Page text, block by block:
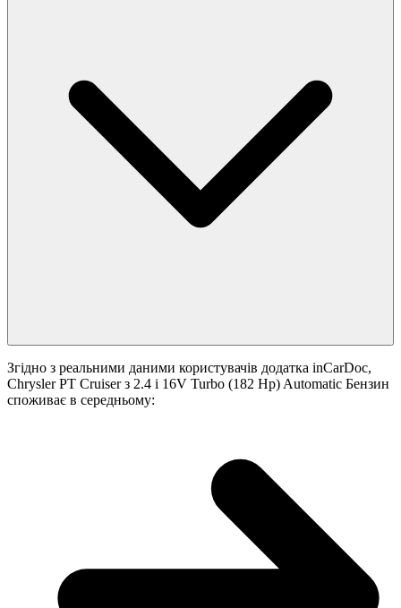
Згідно з реальними даними користувачів додатка inCarDoc,
Chrysler PT Cruiser з 2.4 i 16V Turbo (182 Hp) Automatic Бензин
споживає в середньому: